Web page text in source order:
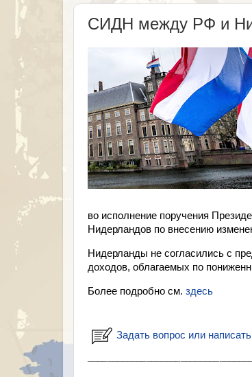
СИДН между РФ и
во исполнение поручения
Нидерландов по внесению
Нидерланды не согласились с
доходов, облагаемых по
Более подробно см. здесь
Задать вопрос или